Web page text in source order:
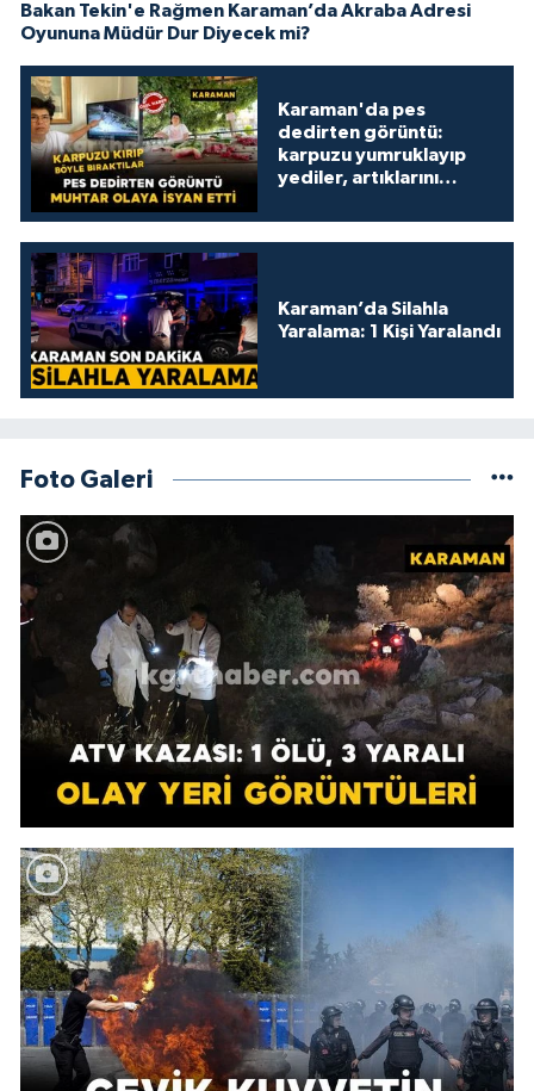
Bakan Tekin'e Rağmen Karaman’da Akraba Adresi
Oyununa Müdür Dur Diyecek mi?
Karaman'da pes
dedirten görüntü:
karpuzu yumruklayıp
yediler, artıklarını
Karaman’da Silahla
Yaralama: 1 Kişi Yaralandı
Foto Galeri